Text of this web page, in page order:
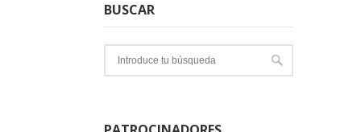
BUSCAR